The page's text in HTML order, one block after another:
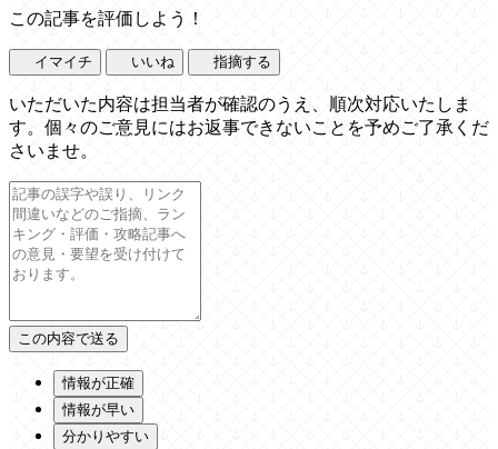
この記事を評価しよう！
イマイチ いいね 指摘する
いただいた内容は担当者が確認のうえ、順次対応いたしま
す。個々のご意見にはお返事できないことを予めご了承くだ
さいませ。
情報が正確
情報が早い
分かりやすい